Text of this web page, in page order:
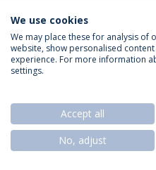
Política de Privacidade
Direitos do
© 2026
We use cookies
We may place these for analysis
website, show personalised
experience. For more information
settings.
Accept all
No, adjust